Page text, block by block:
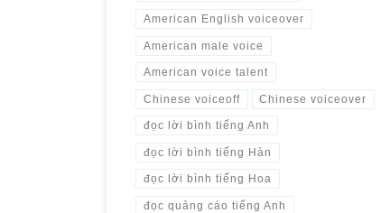
American English voiceover
American male voice
American voice talent
Chinese voiceoff Chinese voiceover
đọc lời bình tiếng Anh
đọc lời bình tiếng Hàn
đọc lời bình tiếng Hoa
đọc quảng cáo tiếng Anh